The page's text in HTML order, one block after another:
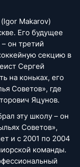
Makarov)
Его будущее
он третий
секцию в
Сергей
на коньках, его
Советов», где
Яцунов.
эту школу – он
Советов»,
и с 2001 по 2004
команды.